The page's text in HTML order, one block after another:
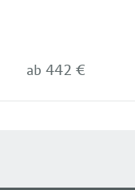
ab 442 €